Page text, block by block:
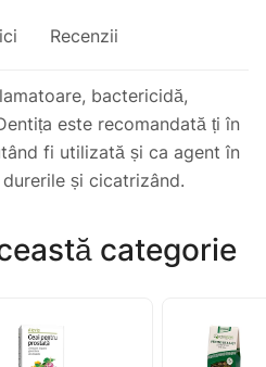
Recenzii
bactericidă,
este recomandată ți în
fi utilizată și ca agent în
și cicatrizând.
categorie